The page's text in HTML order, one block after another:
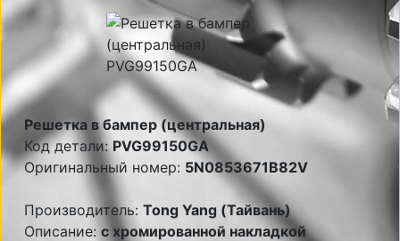
Решетка в бампер (центральная)
Код детали: PVG99150GA
Оригинальный номер: 5N0853671B82V
Производитель: Tong Yang (Тайвань)
Описание: с хромированной накладкой